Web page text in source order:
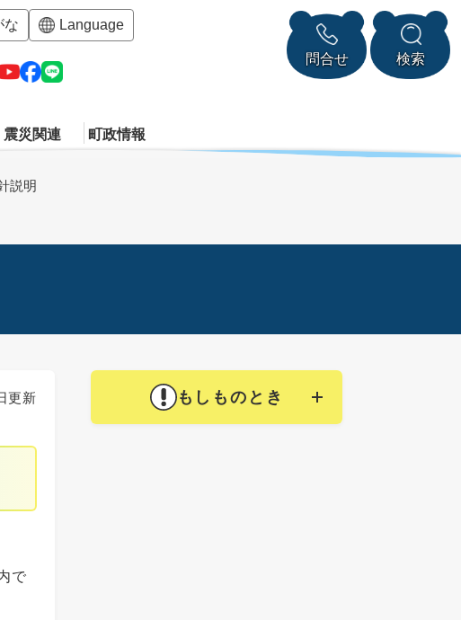
な Language
問合せ 検索
震災関連 町政情報
説明
更新
で
もしものとき